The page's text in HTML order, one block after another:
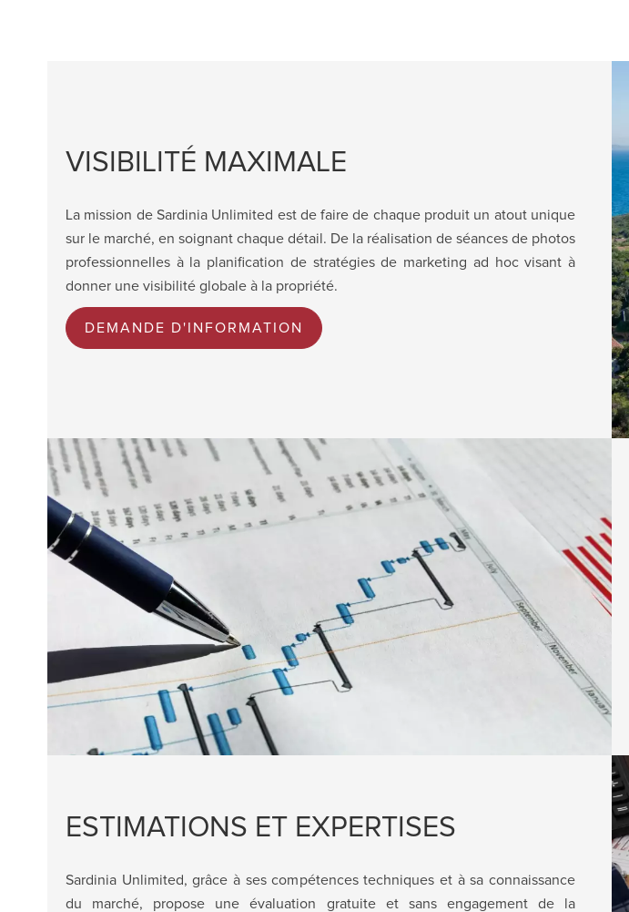
VISIBILITÉ MAXIMALE
La mission de Sardinia Unlimited est de faire de chaque produit un atout unique
sur le marché, en soignant chaque détail. De la réalisation de séances de photos
professionnelles à la planification de stratégies de marketing ad hoc visant à
donner une visibilité globale à la propriété.
DEMANDE D'INFORMATION
ESTIMATIONS ET EXPERTISES
Sardinia Unlimited, grâce à ses compétences techniques et à sa connaissance
du marché, propose une évaluation gratuite et sans engagement de la